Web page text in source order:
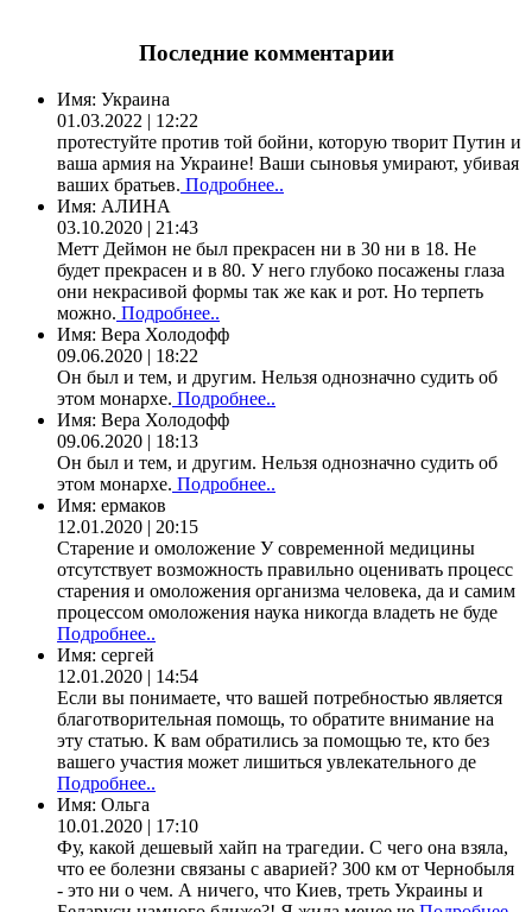
Последние комментарии
Имя: Украина
01.03.2022 | 12:22
протестуйте против той бойни, которую творит Путин и
ваша армия на Украине! Ваши сыновья умирают, убивая
ваших братьев. Подробнее..
Имя: АЛИНА
03.10.2020 | 21:43
Метт Деймон не был прекрасен ни в 30 ни в 18. Не
будет прекрасен и в 80. У него глубоко посажены глаза
они некрасивой формы так же как и рот. Но терпеть
можно. Подробнее..
Имя: Вера Холодофф
09.06.2020 | 18:22
Он был и тем, и другим. Нельзя однозначно судить об
этом монархе. Подробнее..
Имя: Вера Холодофф
09.06.2020 | 18:13
Он был и тем, и другим. Нельзя однозначно судить об
этом монархе. Подробнее..
Имя: ермаков
12.01.2020 | 20:15
Старение и омоложение У современной медицины
отсутствует возможность правильно оценивать процесс
старения и омоложения организма человека, да и самим
процессом омоложения наука никогда владеть не буде
Подробнее..
Имя: сергей
12.01.2020 | 14:54
Если вы понимаете, что вашей потребностью является
благотворительная помощь, то обратите внимание на
эту статью. К вам обратились за помощью те, кто без
вашего участия может лишиться увлекательного де
Подробнее..
Имя: Ольга
10.01.2020 | 17:10
Фу, какой дешевый хайп на трагедии. С чего она взяла,
что ее болезни связаны с аварией? 300 км от Чернобыля
- это ни о чем. А ничего, что Киев, треть Украины и